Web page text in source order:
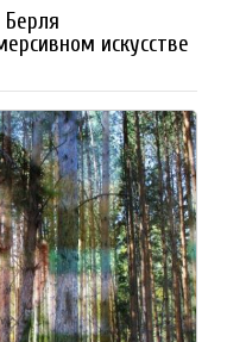
искусстве